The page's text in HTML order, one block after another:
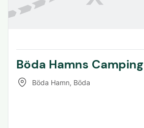
Böda Hamns Camping
Böda Hamn, Böda